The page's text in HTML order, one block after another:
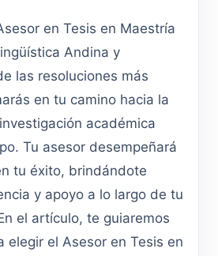
en Tesis en Maestría
Andina y
las resoluciones más
en tu camino hacia la
académica
Tu asesor desempeñará
tu éxito, brindándote
y apoyo a lo largo de tu
el artículo, te guiaremos
elegir el Asesor en Tesis en